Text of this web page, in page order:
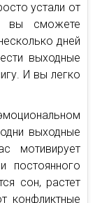
устали от
вы сможете
дней
выходные
И вы легко
выходные
мотивирует
постоянного
сон, растет
конфликтные